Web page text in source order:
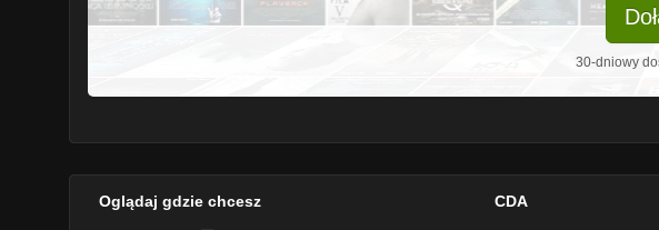
30-dniowy
Oglądaj gdzie chcesz CDA